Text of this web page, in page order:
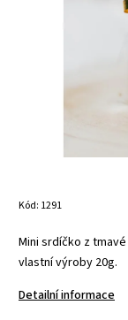
Kód: 1291
Mini srdíčko z
vlastní výroby 20g.
Detailní informace